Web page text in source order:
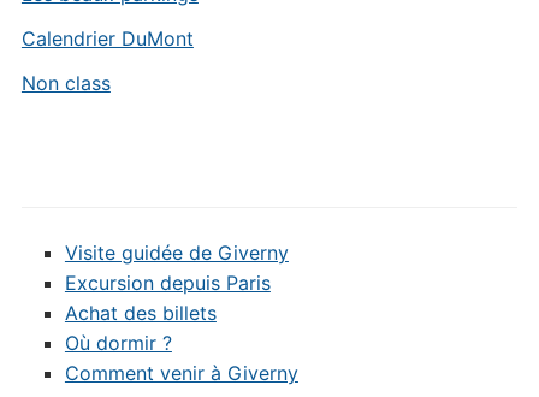
Calendrier DuMont
Non class
Visite guidée de Giverny
Excursion depuis Paris
Achat des billets
Où dormir ?
Comment venir à Giverny